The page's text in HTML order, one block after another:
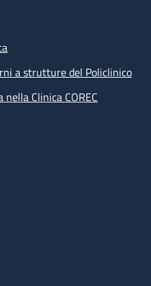
a strutture del Policlinico
Clinica COREC